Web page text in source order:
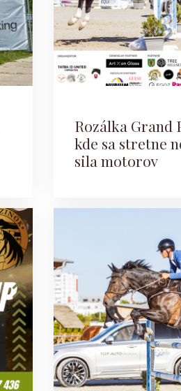
Rozálka Grand
kde sa stretne
sila motorov